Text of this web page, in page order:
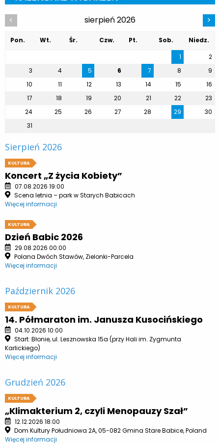
< sierpień 2026 >
Pon. Wt. Śr. Czw. Pt. Sob.
Niedz.
1
2
3
4 5 6 7 8
9
10
11 12 13 14 15
16
17
18 19 20 21 22
23
24
25 26 27 28 29
30
31
Sierpień 2026
KULTURA
Koncert „Z życia Kobiety”
07.08.2026 19:00
Scena letnia – park w Starych Babicach
Więcej informacji
KULTURA
Dzień Babic 2026
29.08.2026 00:00
Polana Dwóch Stawów, Zielonki-Parcela
Więcej informacji
Październik 2026
KULTURA
14. Półmaraton im. Janusza Kusocińskiego
04.10.2026 10:00
Start: Błonie, ul. Lesznowska 15a (przy Hali im. Zygmunta
Karlickiego)
Więcej informacji
Grudzień 2026
KULTURA
„Klimakterium 2, czyli Menopauzy Szał”
12.12.2026 18:00
Dom Kultury Południowa 2A, 05-082 Gmina Stare Babice, Poland
Więcej informacji